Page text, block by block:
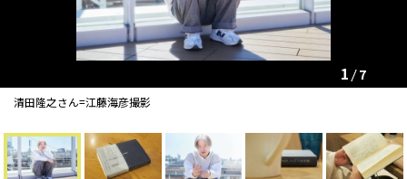
清田隆之さん=江藤海彦撮影
1 7